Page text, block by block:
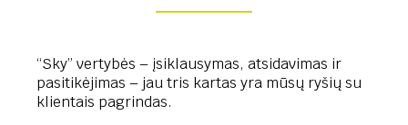
“Sky” vertybės – įsiklausymas, atsidavimas ir
pasitikėjimas – jau tris kartas yra mūsų ryšių su
klientais pagrindas.